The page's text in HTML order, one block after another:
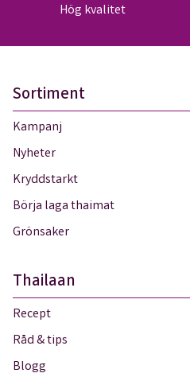
Hög kvalitet
Sortiment
Kampanj
Nyheter
Kryddstarkt
Börja laga thaimat
Grönsaker
Thailaan
Recept
Råd & tips
Blogg